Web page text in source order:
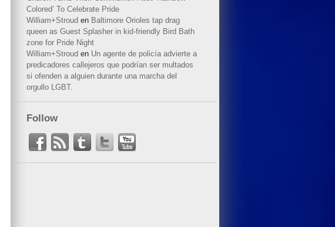
Colored’ To Celebrate Pride
William+Stroud en Baltimore Orioles tap drag
queen as Guest Splasher in kid-friendly Bird Bath
zone for Pride Night
William+Stroud en Un agente de policía advierte a
predicadores callejeros que podrían ser multados
si ofenden a alguien durante una marcha del
orgullo LGBT.
Follow